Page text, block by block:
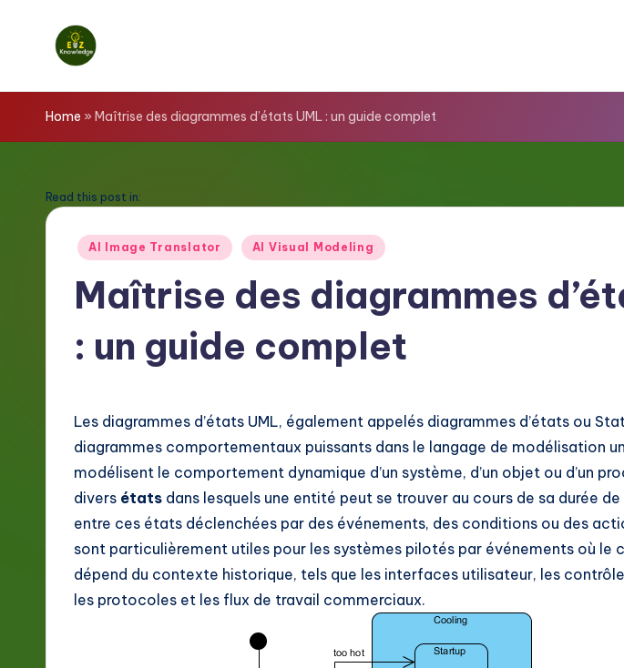
E
z
n
w
Home » Maîtrise des diagrammes d’états UML : un guide complet
Read this post in:
Posted
AI Image Translator AI Visual Modeling
Maîtrise des diagrammes
: un guide complet
Les diagrammes d’états UML, également appelés diagrammes d’états ou
diagrammes comportementaux puissants dans le langage de modélisation
modélisent le comportement dynamique d’un système, d’un objet ou d’un
divers états dans lesquels une entité peut se trouver au cours de sa durée
entre ces états déclenchées par des événements, des conditions ou des
sont particulièrement utiles pour les systèmes pilotés par événements où le
dépend du contexte historique, tels que les interfaces utilisateur, les
les protocoles et les flux de travail commerciaux.